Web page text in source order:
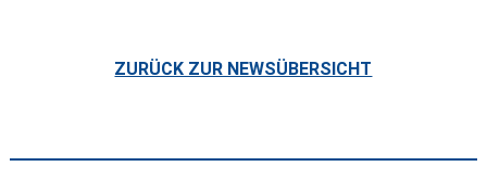
ZURÜCK ZUR NEWSÜBERSICHT